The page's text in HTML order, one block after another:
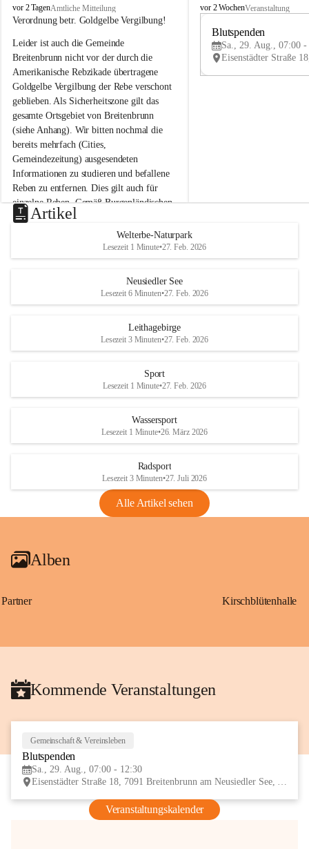
B
r
i
t
e
n
b
r
u
n
n
a
m
N
e
u
s
d
S
vor 2 TagenAmtliche Mitteilung
Verordnung betr. Goldgelbe Vergilbung!
Leider ist auch die Gemeinde
Breitenbrunn nicht vor der durch die
Amerikanische Rebzikade übertragene
Goldgelbe Vergilbung der Rebe verschont
geblieben. Als Sicherheitszone gilt das
gesamte Ortsgebiet von Breitenbrunn
(siehe Anhang). Wir bitten nochmal die
bereits mehrfach (Cities,
Gemeindezeitung) ausgesendeten
Informationen zu studieren und befallene
Reben zu entfernen. Dies gilt auch für
einzelne Reben. Gemäß Burgenländischen
Weinbaugesetz sind nicht gepflegte oder
unzulässige Weingärten zu roden! Bitte
helfen wir zusammen um unsere Winzer
vor den prognostizierten Ernteausfällen
und den daraus folgenden wirtschaftlichen
Maßnahmen zur Bekämpfung
Rebe und der Amerikanischen
Anhang VBl. EU Nr. 18
1 Seite•1,4 MB
VBl. EU Nr. 18_2026
B
e
u
e
d
r
S
vor 2 WochenVeranstaltung
Blutspenden
Sa., 29. Aug., 07:00 -
Artikel
Welterbe-Naturpark
Lesezeit 1 Minute•27. Feb. 2026
Neusiedler See
Lesezeit 6 Minuten•27. Feb. 2026
Leithagebirge
Lesezeit 3 Minuten•27. Feb. 2026
Sport
Lesezeit 1 Minute•27. Feb. 2026
Wassersport
Lesezeit 1 Minute•26. März 2026
Radsport
Lesezeit 3 Minuten•27. Juli 2026
Alle Artikel sehen
Alben
Partner Kirschblütenhalle
Kommende Veranstaltungen
Gemeinschaft & Vereinsleben
Blutspenden
Sa., 29. Aug., 07:00 - 12:30
Eisenstädter Straße 18, 7091 Breitenbrunn am Neusiedler See, AUT
Veranstaltungskalender